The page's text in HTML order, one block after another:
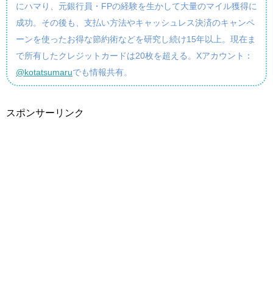
にハマり、元銀行員・FPの経験を生かして大量のマイル獲得に
成功。その後も、支払い方法やキャッシュレス決済のキャンペ
ーンを使ったお得な節約術などを研究し続け15年以上。現在ま
で所有したクレジットカードは20枚を超える。Xアカウント：
@kotatsumaruでも情報共有。
スポンサーリンク